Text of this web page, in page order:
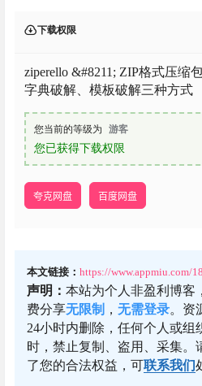
下载权限
ziperello &#8211; ZIP格式压缩
字典破解、模板破解三种方式
您当前的等级为 游客
您已获得下载权限
夸克网盘 百度网盘
本文链接： https://www.appmiu.com/
声明： 本站为个人非盈利博客
费分享无限制 ， 无需登录。资
24小时内删除，任何个人或组
时，禁止复制、盗用、采集。
了您的合法权益，可联系我们